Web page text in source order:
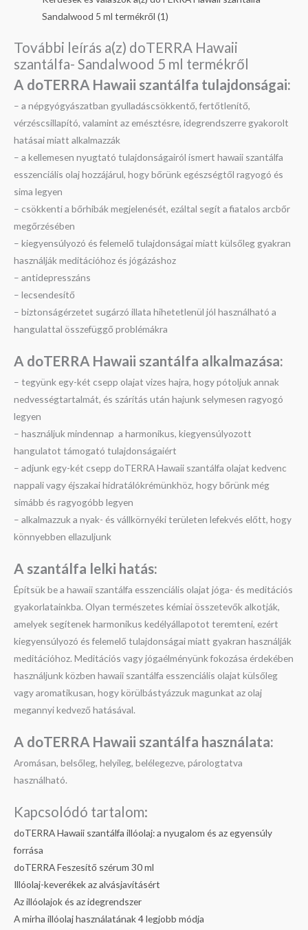
Sandalwood 5 ml termékről (1)
További leírás a(z) doTERRA Hawaii
szantálfa- Sandalwood 5 ml termékről
A doTERRA Hawaii szantálfa tulajdonságai:
– a népgyógyászatban gyulladáscsökkentő, fertőtlenítő,
vérzéscsillapító, valamint az emésztésre, idegrendszerre gyakorolt
hatásai miatt alkalmazzák
– a kellemesen nyugtató tulajdonságairól ismert hawaii szantálfa
esszenciális olaj hozzájárul, hogy bőrünk egészségtől ragyogó és
sima legyen
– csökkenti a bőrhibák megjelenését, ezáltal segít a fiatalos arcbőr
megőrzésében
– kiegyensúlyozó és felemelő tulajdonságai miatt külsőleg gyakran
használják meditációhoz és jógázáshoz
– antidepresszáns
– lecsendesítő
– biztonságérzetet sugárzó illata hihetetlenül jól használható a
hangulattal összefüggő problémákra
A doTERRA Hawaii szantálfa alkalmazása:
– tegyünk egy-két csepp olajat vizes hajra, hogy pótoljuk annak
nedvességtartalmát, és szárítás után hajunk selymesen ragyogó
legyen
– használjuk mindennap a harmonikus, kiegyensúlyozott
hangulatot támogató tulajdonságaiért
– adjunk egy-két csepp doTERRA Hawaii szantálfa olajat kedvenc
nappali vagy éjszakai hidratálókrémünkhöz, hogy bőrünk még
simább és ragyogóbb legyen
– alkalmazzuk a nyak- és vállkörnyéki területen lefekvés előtt, hogy
könnyebben ellazuljunk
A szantálfa lelki hatás:
Építsük be a hawaii szantálfa esszenciális olajat jóga- és meditációs
gyakorlatainkba. Olyan természetes kémiai összetevők alkotják,
amelyek segítenek harmonikus kedélyállapotot teremteni, ezért
kiegyensúlyozó és felemelő tulajdonságai miatt gyakran használják
meditációhoz. Meditációs vagy jógaélményünk fokozása érdekében
használjunk közben hawaii szantálfa esszenciális olajat külsőleg
vagy aromatikusan, hogy körülbástyázzuk magunkat az olaj
megannyi kedvező hatásával.
A doTERRA Hawaii szantálfa használata:
Aromásan, belsőleg, helyileg, belélegezve, párologtatva
használható.
Kapcsolódó tartalom:
doTERRA Hawaii szantálfa illóolaj: a nyugalom és az egyensúly
forrása
doTERRA Feszesítő szérum 30 ml
Illóolaj-keverékek az alvásjavításért
Az illóolajok és az idegrendszer
A mirha illóolaj használatának 4 legjobb módja